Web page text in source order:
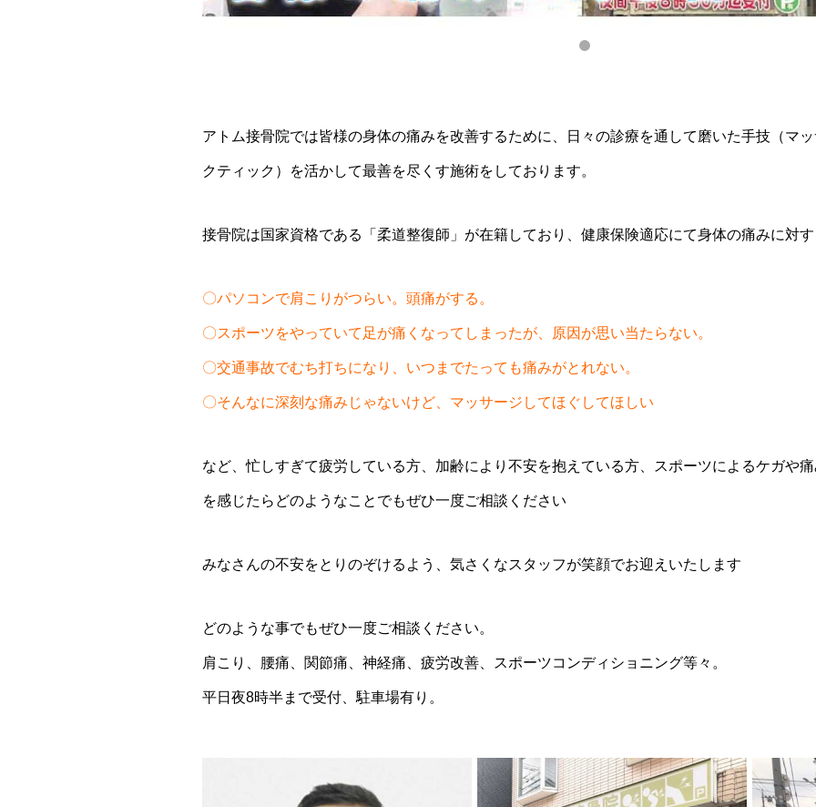
アトム接骨院では皆様の身体の痛みを改善するために、日々の診療を通して磨いた手技（マ
クティック）を活かして最善を尽くす施術をしております。
接骨院は国家資格である「柔道整復師」が在籍しており、健康保険適応にて身体の痛みに対
〇パソコンで肩こりがつらい。頭痛がする。
〇スポーツをやっていて足が痛くなってしまったが、原因が思い当たらない。
〇交通事故でむち打ちになり、いつまでたっても痛みがとれない。
〇そんなに深刻な痛みじゃないけど、マッサージしてほぐしてほしい
など、忙しすぎて疲労している方、加齢により不安を抱えている方、スポーツによるケガや
を感じたらどのようなことでもぜひ一度ご相談ください
みなさんの不安をとりのぞけるよう、気さくなスタッフが笑顔でお迎えいたします
どのような事でもぜひ一度ご相談ください。
肩こり、腰痛、関節痛、神経痛、疲労改善、スポーツコンディショニング等々。
平日夜8時半まで受付、駐車場有り。